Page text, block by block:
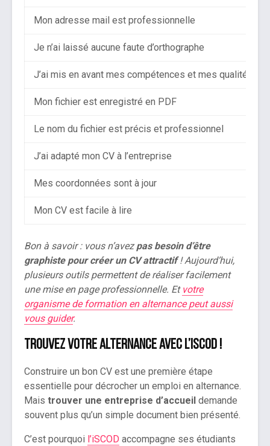
Mon adresse mail est professionnelle
Je n’ai laissé aucune faute d’orthographe
J’ai mis en avant mes compétences et mes qualités
Mon fichier est enregistré en PDF
Le nom du fichier est précis et professionnel
J’ai adapté mon CV à l’entreprise
Mes coordonnées sont à jour
Mon CV est facile à lire
Bon à savoir : vous n’avez pas besoin d’être
graphiste pour créer un CV attractif! Aujourd’hui,
plusieurs outils permettent de réaliser facilement
une mise en page professionnelle. Et votre
organisme de formation en alternance peut aussi
vous guider.
Trouvez votre alternance avec l’iSCOD !
Construire un bon CV est une première étape
essentielle pour décrocher un emploi en alternance.
Mais trouver une entreprise d’accueil demande
souvent plus qu’un simple document bien présenté.
C’est pourquoi l’iSCOD accompagne ses étudiants